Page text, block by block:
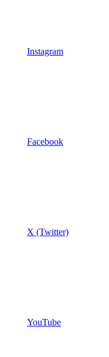
Instagram
Facebook
X (Twitter)
YouTube